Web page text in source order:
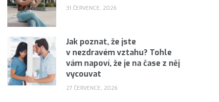
31 ČERVENCE, 2026
Jak poznat, že jste
v nezdravém vztahu? Tohle
vám napoví, že je na čase z něj
vycouvat
27 ČERVENCE, 2026